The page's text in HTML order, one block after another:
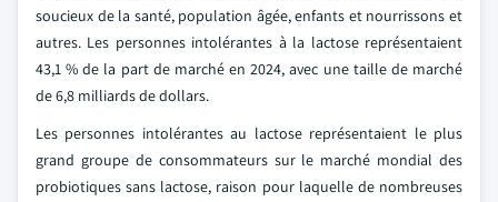
soucieux de la santé, population âgée, enfants et nourrissons et
autres. Les personnes intolérantes à la lactose représentaient
43,1 % de la part de marché en 2024, avec une taille de marché
de 6,8 milliards de dollars.
Les personnes intolérantes au lactose représentaient le plus
grand groupe de consommateurs sur le marché mondial des
probiotiques sans lactose, raison pour laquelle de nombreuses